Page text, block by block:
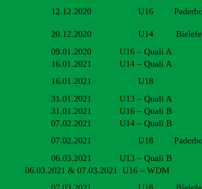
12.12.2020
U16
20.12.2020
U14
09.01.2020
U16 – Quali A
16.01.2021
U14 – Quali A
16.01.2021
U18
31.01.2021
U13 – Quali A
31.01.2021
U16 – Quali B
07.02.2021
U14 – Quali B
07.02.2021
U18
06.03.2021
U13 – Quali B
06.03.2021 & 07.03.2021
U16 – WDM